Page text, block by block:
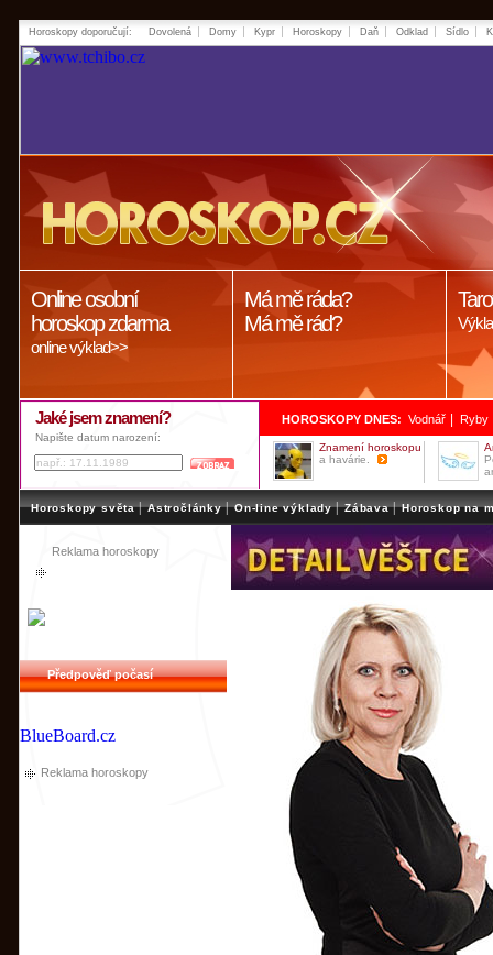
Horoskopy doporučují: Dovolená Domy Kypr Horoskopy Daň Odklad Sídlo
Online osobní
horoskop zdarma
online výklad>>
Má mě ráda?
Má mě rád?
Jaké jsem znamení?
Napište datum narození:
HOROSKOPY DNES: Vodnář Ryby
Znamení horoskopu
a havárie.
Horoskopy světa | Astročlánky | On-line výklady | Zábava | Horoskop na
Reklama horoskopy
Předpověď počasí
BlueBoard.cz
Reklama horoskopy